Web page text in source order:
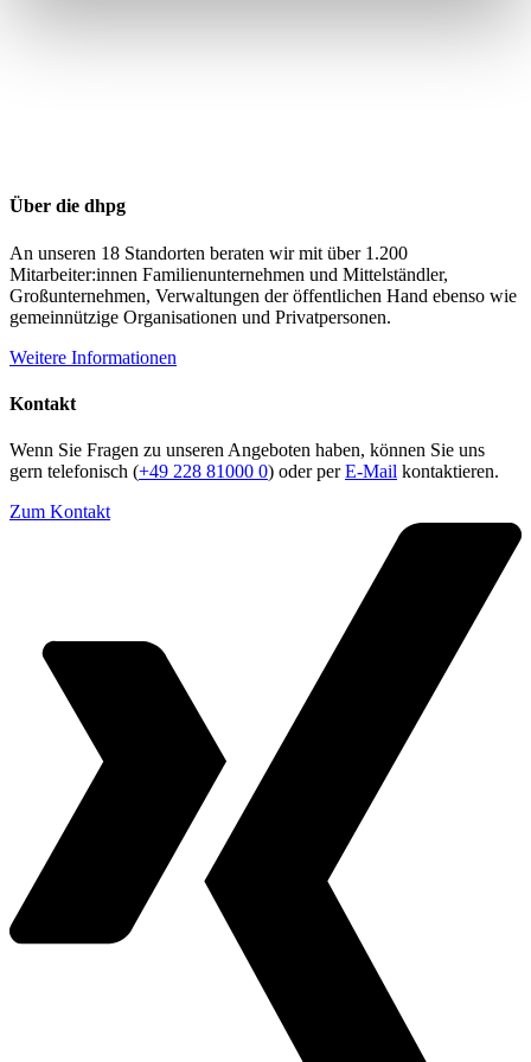
Über die dhpg
An unseren 18 Standorten beraten wir mit über 1.200
Mitarbeiter:innen Familienunternehmen und Mittelständler,
Großunternehmen, Verwaltungen der öffentlichen Hand ebenso wie
gemeinnützige Organisationen und Privatpersonen.
Weitere Informationen
Kontakt
Wenn Sie Fragen zu unseren Angeboten haben, können Sie uns
gern telefonisch (+49 228 81000 0) oder perE-Mail kontaktieren.
Zum Kontakt